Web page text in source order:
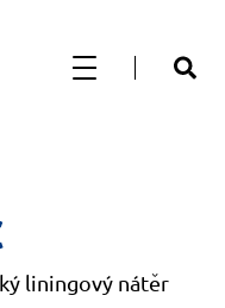
liningový nátěr